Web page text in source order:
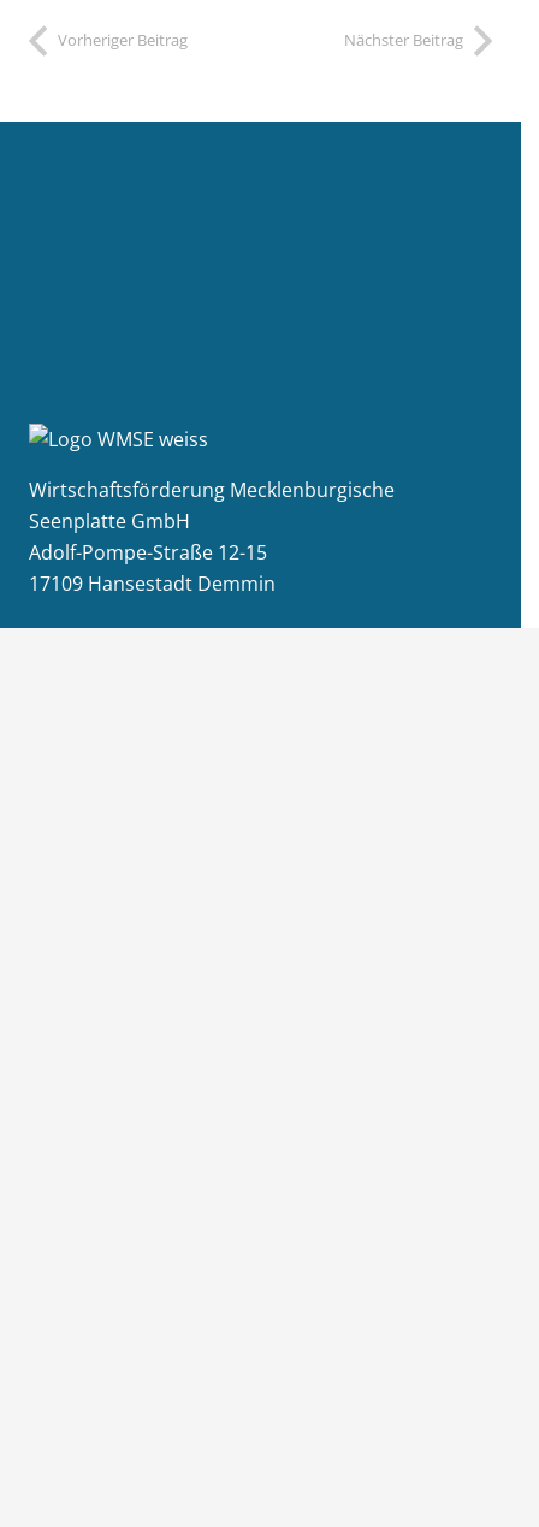
Vorheriger Beitrag Nächster Beitrag
Wirtschaftsförderung Mecklenburgische
Seenplatte GmbH
Adolf-Pompe-Straße 12-15
17109 Hansestadt Demmin